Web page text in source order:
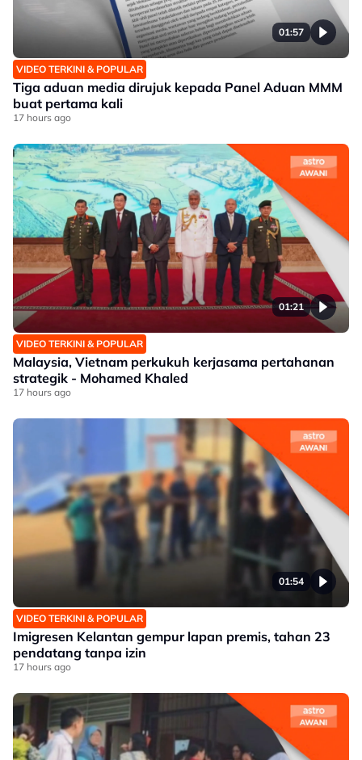
01:57
VIDEO TERKINI & POPULAR
Tiga aduan media dirujuk kepada Panel Aduan MMM
buat pertama kali
17 hours ago
01:21
VIDEO TERKINI & POPULAR
Malaysia, Vietnam perkukuh kerjasama pertahanan
strategik - Mohamed Khaled
17 hours ago
01:54
VIDEO TERKINI & POPULAR
Imigresen Kelantan gempur lapan premis, tahan 23
pendatang tanpa izin
17 hours ago